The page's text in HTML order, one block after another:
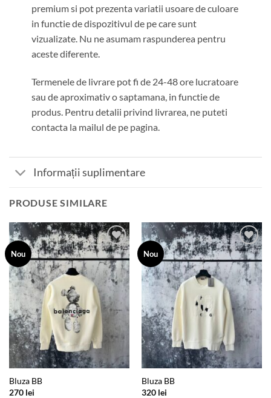
premium si pot prezenta variatii usoare de culoare
in functie de dispozitivul de pe care sunt
vizualizate. Nu ne asumam raspunderea pentru
aceste diferente.
Termenele de livrare pot fi de 24-48 ore lucratoare
sau de aproximativ o saptamana, in functie de
produs. Pentru detalii privind livrarea, ne puteti
contacta la mailul de pe pagina.
Informații suplimentare
PRODUSE SIMILARE
Nou
Add to
wishlist
Bluza BB
270 lei
Nou
Add to
wishlist
Bluza BB
320 lei